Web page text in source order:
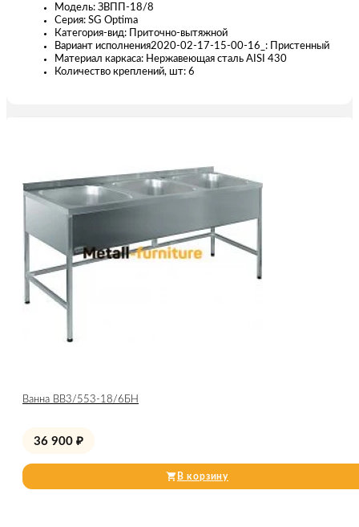
Модель: ЗВПП-18/8
Серия: SG Optima
Категория-вид: Приточно-вытяжной
Вариант исполнения2020-02-17-15-00-16_: Пристенный
Материал каркаса: Нержавеющая сталь AISI 430
Количество креплений, шт: 6
Ванна ВВ3/553-18/6БН
36 900 ₽
В корзину